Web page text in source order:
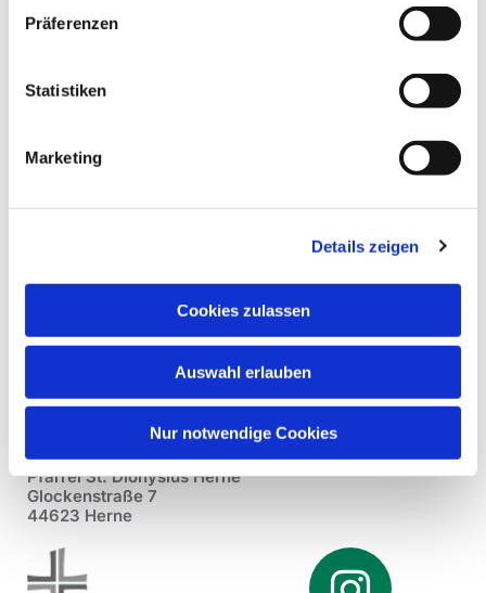
Präferenzen
Statistiken
Marketing
Details zeigen
Cookies zulassen
Auswahl erlauben
Nur notwendige Cookies
Pfarrei St. Dionysius Herne
Glockenstraße 7
44623 Herne